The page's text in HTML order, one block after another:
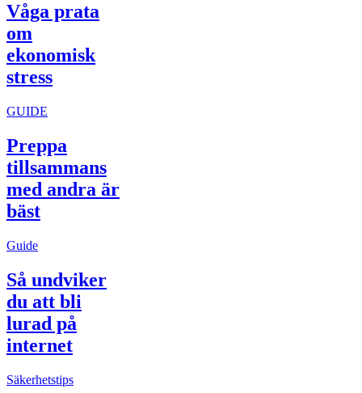
Våga prata
om
ekonomisk
stress
GUIDE
Preppa
tillsammans
med andra är
bäst
Guide
Så undviker
du att bli
lurad på
internet
Säkerhetstips